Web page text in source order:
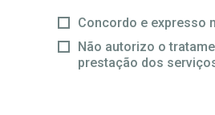
Concordo e expresso
Não autorizo o
prestação dos